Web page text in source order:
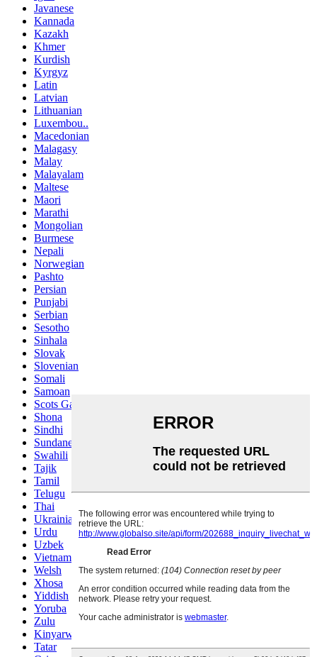
Javanese
Kannada
Kazakh
Khmer
Kurdish
Kyrgyz
Latin
Latvian
Lithuanian
Luxembou..
Macedonian
Malagasy
Malay
Malayalam
Maltese
Maori
Marathi
Mongolian
Burmese
Nepali
Norwegian
Pashto
Persian
Punjabi
Serbian
Sesotho
Sinhala
Slovak
Slovenian
Somali
Samoan
Scots Gaelic
Shona
Sindhi
Sundanese
Swahili
Tajik
Tamil
Telugu
Thai
Ukrainian
Urdu
Uzbek
Vietnamese
Welsh
Xhosa
Yiddish
Yoruba
Zulu
Kinyarwanda
Tatar